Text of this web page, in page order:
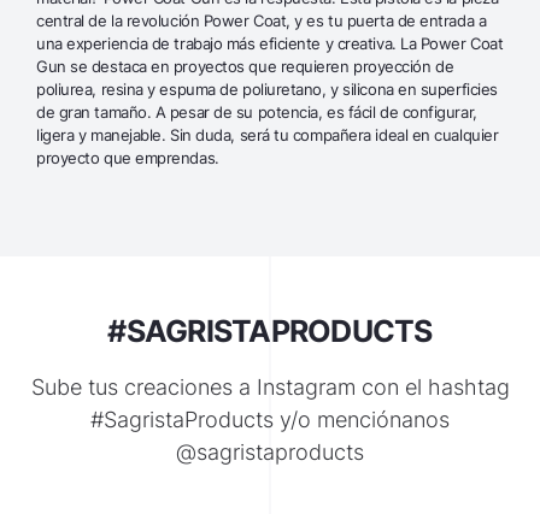
central de la revolución Power Coat, y es tu puerta de entrada a
una experiencia de trabajo más eficiente y creativa. La Power Coat
Gun se destaca en proyectos que requieren proyección de
poliurea, resina y espuma de poliuretano, y silicona en superficies
de gran tamaño. A pesar de su potencia, es fácil de configurar,
ligera y manejable. Sin duda, será tu compañera ideal en cualquier
proyecto que emprendas.
#SAGRISTAPRODUCTS
Sube tus creaciones a Instagram con el hashtag
#SagristaProducts y/o menciónanos
@sagristaproducts